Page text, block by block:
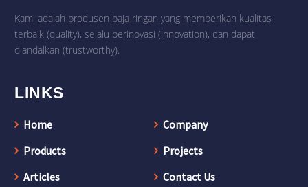
Kami adalah produsen baja ringan yang memberikan kualitas
terbaik (quality), selalu berinovasi (innovation), dan dapat
diandalkan (trustworthy).
LINKS
Home
Company
Products
Projects
Articles
Contact Us